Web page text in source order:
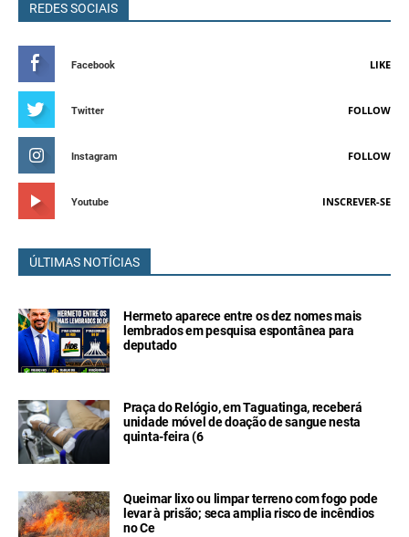
REDES SOCIAIS
Facebook LIKE
Twitter FOLLOW
Instagram FOLLOW
Youtube INSCREVER-SE
ÚLTIMAS NOTÍCIAS
Hermeto aparece entre os dez nomes mais
lembrados em pesquisa espontânea para
deputado
Praça do Relógio, em Taguatinga, receberá
unidade móvel de doação de sangue nesta
quinta-feira (6
Queimar lixo ou limpar terreno com fogo pode
levar à prisão; seca amplia risco de incêndios
no Ce